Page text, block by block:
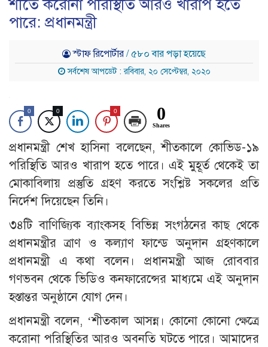
শীতে করোনা পরিস্থিতি আরও খারাপ হতে
পারে: প্রধানমন্ত্রী
স্টাফ রিপোর্টার/ ৫৮০ বার পড়া হয়েছে
সর্বশেষ আপডেট : রবিবার, ২০ সেপ্টেম্বর, ২০২০
0 0 0 0
Shares
প্রধানমন্ত্রী শেখ হাসিনা বলেছেন, শীতকালে কোভিড-১৯
পরিস্থিতি আরও খারাপ হতে পারে। এই মুহূর্ত থেকেই তা
মোকাবিলায় প্রস্তুতি গ্রহণ করতে সংশ্লিষ্ট সকলের প্রতি
নির্দেশ দিয়েছেন তিনি।
৩৪টি বাণিজ্যিক ব্যাংকসহ বিভিন্ন সংগঠনের কাছ থেকে
প্রধানমন্ত্রীর ত্রাণ ও কল্যাণ ফান্ডে অনুদান গ্রহণকালে
প্রধানমন্ত্রী এ কথা বলেন। প্রধানমন্ত্রী আজ রোববার
গণভবন থেকে ভিডিও কনফারেন্সের মাধ্যমে এই অনুদান
হস্তান্তর অনুষ্ঠানে যোগ দেন।
প্রধানমন্ত্রী বলেন, ‘শীতকাল আসন্ন। কোনো কোনো ক্ষেত্রে
করোনা পরিস্থিতির আরও অবনতি ঘটতে পারে। আমাদের